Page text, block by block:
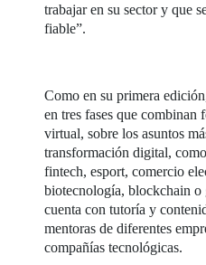
trabajar en su sector y que
fiable”.
Como en su primera
en tres fases que combinan
virtual, sobre los asuntos
transformación digital,
fintech, esport, comercio
biotecnología, blockchain o
cuenta con tutoría y
mentoras de diferentes
compañías tecnológicas.